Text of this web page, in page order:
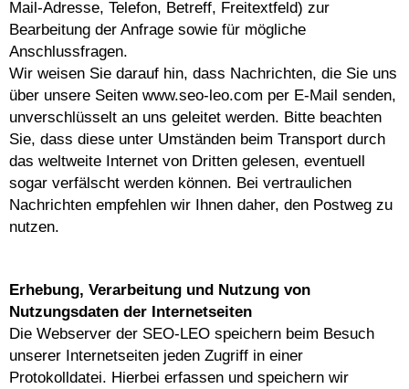
Mail-Adresse, Telefon, Betreff, Freitextfeld) zur
Bearbeitung der Anfrage sowie für mögliche
Anschlussfragen.
Wir weisen Sie darauf hin, dass Nachrichten, die Sie uns
über unsere Seiten www.seo-leo.com per E-Mail senden,
unverschlüsselt an uns geleitet werden. Bitte beachten
Sie, dass diese unter Umständen beim Transport durch
das weltweite Internet von Dritten gelesen, eventuell
sogar verfälscht werden können. Bei vertraulichen
Nachrichten empfehlen wir Ihnen daher, den Postweg zu
nutzen.
Erhebung, Verarbeitung und Nutzung von
Nutzungsdaten der Internetseiten
Die Webserver der SEO-LEO speichern beim Besuch
unserer Internetseiten jeden Zugriff in einer
Protokolldatei. Hierbei erfassen und speichern wir